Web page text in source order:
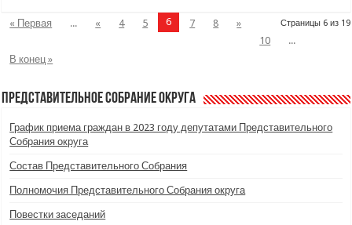
Страницы 6 из 19
« Первая ... « 4 5 6 7 8
»
10
...
В конец »
Представительное Собрание округа
График приема граждан в 2023 году депутатами Представительного
Собрания округа
Состав Представительного Собрания
Полномочия Представительного Собрания округа
Повестки заседаний